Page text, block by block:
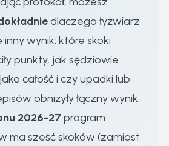
dlaczego łyżwiarz
inny wynik: które skoki
punkty, jak sędziowie
całość i czy upadki lub
obniżyły łączny wynik.
2026-27 program
ma sześć skoków (zamiast